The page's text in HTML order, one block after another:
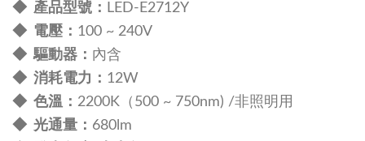
◆ 產品型號： LED-E2712Y
◆ 電壓： 100 ~ 240V
◆ 驅動器： 內含
◆ 消耗電力： 12W
◆ 色溫： 2200K（500 ~ 750nm) /非照明用
◆ 光通量： 680lm